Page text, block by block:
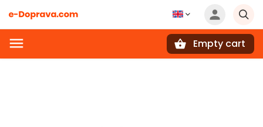
Empty cart